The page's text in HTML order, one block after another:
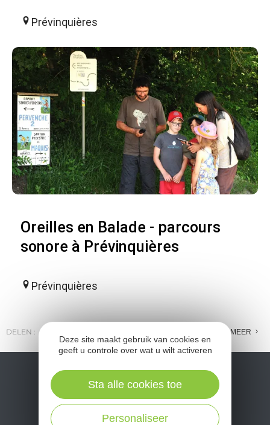
Prévinquières
Oreilles en Balade - parcours
sonore à Prévinquières
Prévinquières
DELEN : MEER
Deze site maakt gebruik van cookies en
geeft u controle over wat u wilt activeren
Personaliseer
Sta alle cookies toe